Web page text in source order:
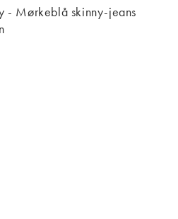
- Mørkeblå skinny-jeans